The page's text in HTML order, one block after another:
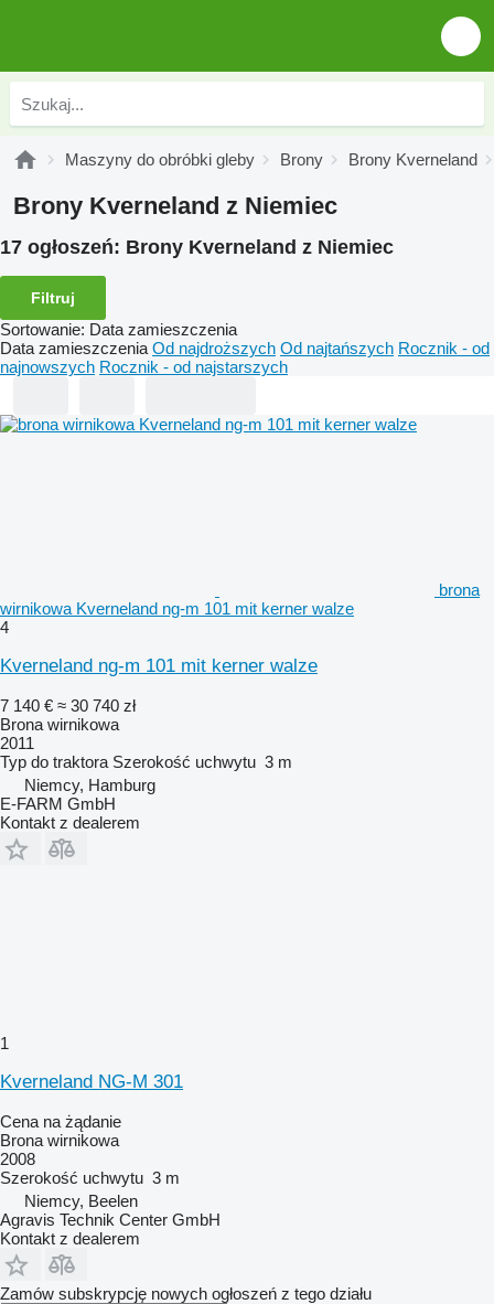
Maszyny do obróbki gleby Brony Brony Kverneland
Brony Kverneland z Niemiec
17 ogłoszeń: Brony Kverneland z Niemiec
Filtruj
Sortowanie: Data zamieszczenia
Data zamieszczenia Od najdroższych Od najtańszych Rocznik - od
najnowszych Rocznik - od najstarszych
brona
wirnikowa Kverneland ng-m 101 mit kerner walze
4
Kverneland ng-m 101 mit kerner walze
7 140 € ≈ 30 740 zł
Brona wirnikowa
2011
Typ do traktora Szerokość uchwytu 3 m
Niemcy, Hamburg
E-FARM GmbH
Kontakt z dealerem
1
Kverneland NG-M 301
Cena na żądanie
Brona wirnikowa
2008
Szerokość uchwytu 3 m
Niemcy, Beelen
Agravis Technik Center GmbH
Kontakt z dealerem
Zamów subskrypcję nowych ogłoszeń z tego działu